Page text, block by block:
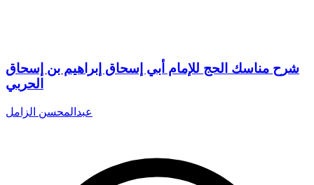
شرح مناسك الحج للإمام أبي إسحاق إبراهيم بن إسحاق
الحربي
عبدالمحسن الزامل